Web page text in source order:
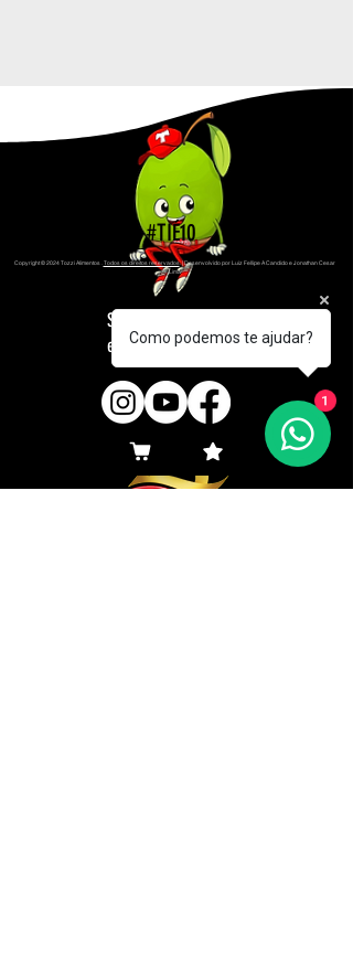
Siga a Tozzi Alimentos
em suas redes sociais
#TIÉ10
Copyright © 2024 Tozzi Alimentos Todos os direitos reservados. | Desenvolvido por Luiz Fellipe A Candido e Jonathan Cesar
Lima
Como podemos te ajudar?
1